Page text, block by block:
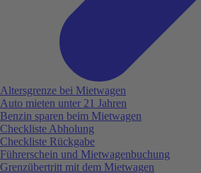
Altersgrenze bei Mietwagen
Auto mieten unter 21 Jahren
Benzin sparen beim Mietwagen
Checkliste Abholung
Checkliste Rückgabe
Führerschein und Mietwagenbuchung
Grenzübertritt mit dem Mietwagen